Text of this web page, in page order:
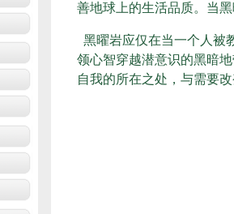
善地球上的生活品质。当
黑曜岩应仅在当一个人被
领心智穿越潜意识的黑暗
自我的所在之处，与需要